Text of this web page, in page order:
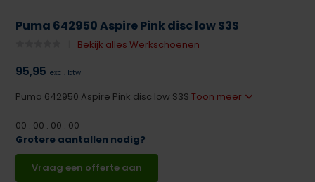
Puma 642950 Aspire Pink disc low S3S
Bekijk alles Werkschoenen
95,95 excl. btw
Puma 642950 Aspire Pink disc low S3SToon meer
00 : 00 : 00 : 00
Grotere aantallen nodig?
Vraag een offerte aan